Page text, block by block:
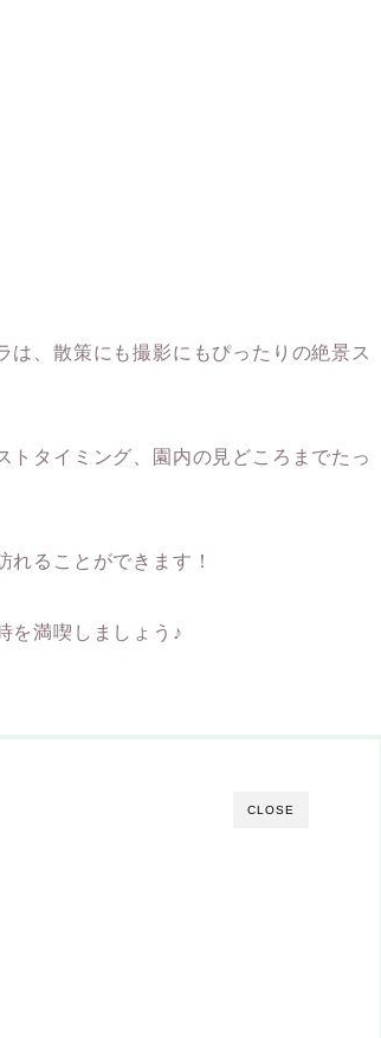
は、散策にも撮影にもぴったりの絶景ス
トタイミング、園内の見どころまでたっ
れることができます！
を満喫しましょう♪
CLOSE